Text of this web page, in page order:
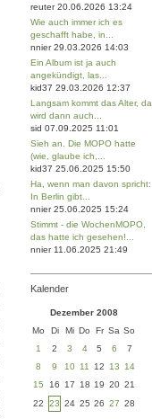
reuter 20.06.2026 13:24
Wie auch immer ich es
geschafft habe, in...
nnier 29.03.2026 14:03
Ein Album ist ja auch
angekündigt, las...
kid37 29.03.2026 12:37
Langsam kommt das Alter, da
wird dann auch...
sid 07.09.2025 11:01
Sieh an. Die MOPO hatte
(wie, glaube ich,...
kid37 25.06.2025 15:50
Ha, wenn man davon spricht:
In Berlin gibt...
nnier 25.06.2025 15:24
Stimmt - die WochenMOPO,
das hatte ich gesehen!...
nnier 11.06.2025 21:49
Kalender
Dezember 2008
Mo
Di Mi Do Fr Sa So
1
2 3 4 5 6
7
8
9 10 11 12 13
14
15
16 17 18 19 20 21
22
23 24 25 26 27 28